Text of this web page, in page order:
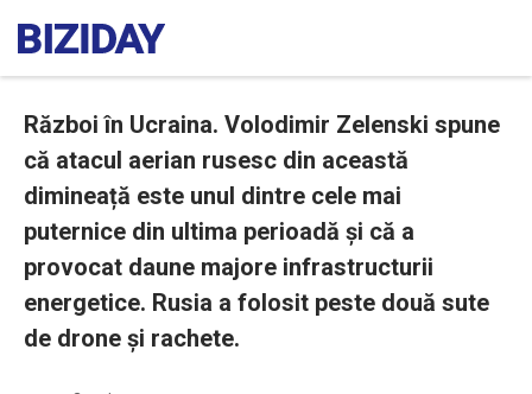
Război în Ucraina. Volodimir Zelenski spune
că atacul aerian rusesc din această
dimineață este unul dintre cele mai
puternice din ultima perioadă și că a
provocat daune majore infrastructurii
energetice. Rusia a folosit peste două sute
de drone și rachete.